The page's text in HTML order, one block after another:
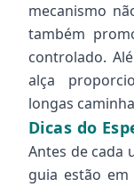
mecanismo
também
controlado.
alça
longas
Dicas do
Antes de cada
guia estão